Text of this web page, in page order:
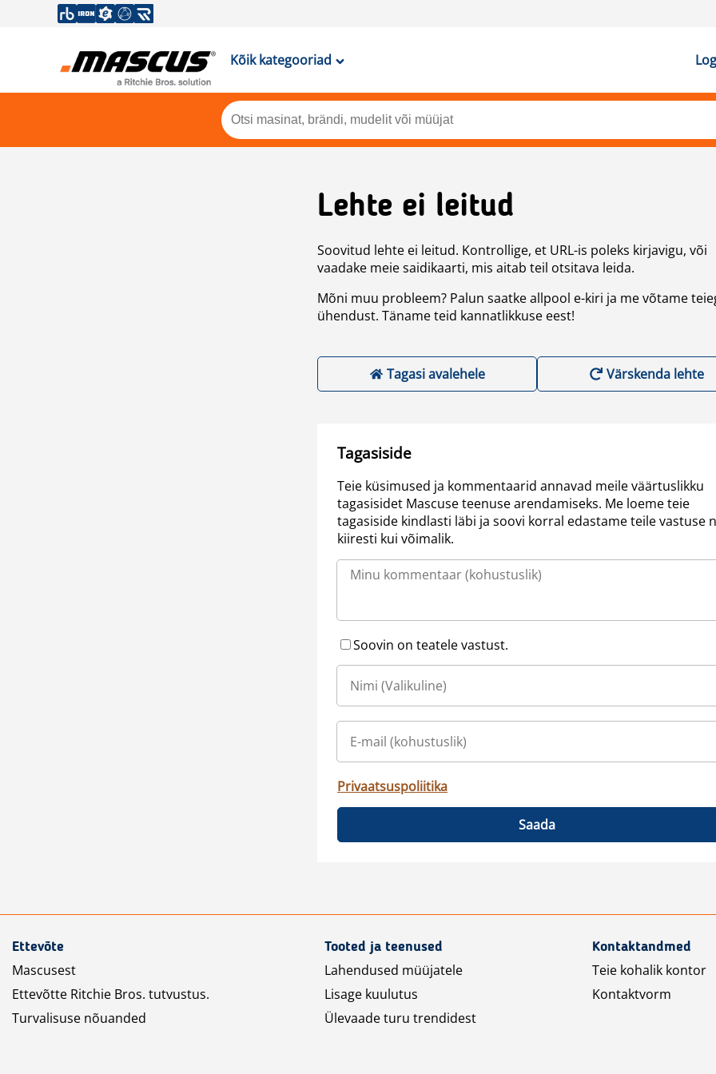
Kõik kategooriad
Lehte ei leitud
Soovitud lehte ei leitud. Kontrollige, et URL-is poleks kirjavigu, või
vaadake meie saidikaarti, mis aitab teil otsitava leida.
Mõni muu probleem? Palun saatke allpool e-kiri ja me võtame
ühendust. Täname teid kannatlikkuse eest!
Tagasi avalehele Värskenda lehte
Tagasiside
Teie küsimused ja kommentaarid annavad meile väärtuslikku
tagasisidet Mascuse teenuse arendamiseks. Me loeme teie
tagasiside kindlasti läbi ja soovi korral edastame teile vastuse
kiiresti kui võimalik.
Soovin on teatele vastust.
Privaatsuspoliitika
Saada
Ettevõte
Mascusest
Ettevõtte Ritchie Bros. tutvustus.
Turvalisuse nõuanded
Tooted ja teenused
Lahendused müüjatele
Lisage kuulutus
Ülevaade turu trendidest
Kontaktandmed
Teie kohalik kontor
Kontaktvorm